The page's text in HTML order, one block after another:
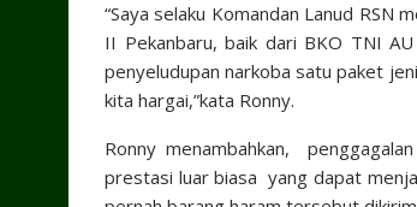
“Saya selaku Komandan Lanud RSN
II Pekanbaru, baik dari BKO TNI
penyeludupan narkoba satu paket
kita hargai,”kata Ronny.
Ronny menambahkan,
prestasi luar biasa yang dapat